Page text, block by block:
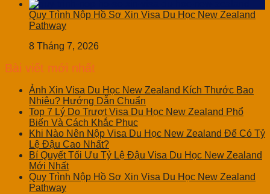
Quy Trình Nộp Hồ Sơ Xin Visa Du Học New Zealand
Pathway
8 Tháng 7, 2026
Bài viết mới nhất
Ảnh Xin Visa Du Học New Zealand Kích Thước Bao
Nhiêu? Hướng Dẫn Chuẩn
Top 7 Lý Do Trượt Visa Du Học New Zealand Phổ
Biến Và Cách Khắc Phục
Khi Nào Nên Nộp Visa Du Học New Zealand Để Có Tỷ
Lệ Đậu Cao Nhất?
Bí Quyết Tối Ưu Tỷ Lệ Đậu Visa Du Học New Zealand
Mới Nhất
Quy Trình Nộp Hồ Sơ Xin Visa Du Học New Zealand
Pathway